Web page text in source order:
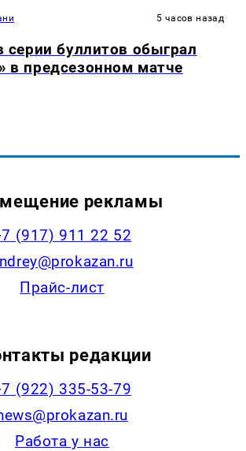
5 часов назад
серии буллитов обыграл
в предсезонном матче
рекламы
(917) 911 22 52
Прайс-лист
редакции
(922) 335-53-79
Работа у нас